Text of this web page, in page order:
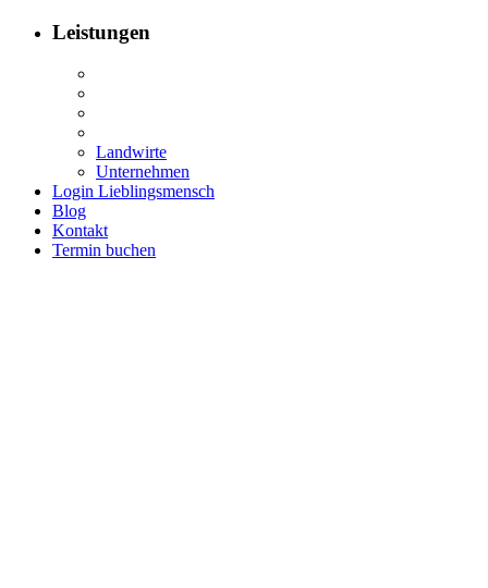
Leistungen
Landwirte
Unternehmen
Login Lieblingsmensch
Blog
Kontakt
Termin buchen